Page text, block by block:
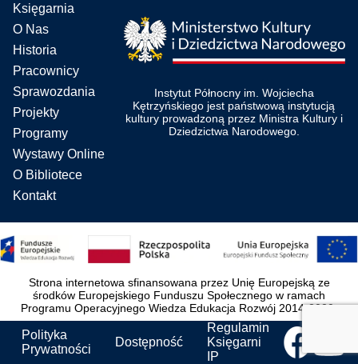
Księgarnia
O Nas
Historia
Pracownicy
Sprawozdania
Projekty
Programy
Wystawy Online
O Bibliotece
Kontakt
Instytut Północny im. Wojciecha
Kętrzyńskiego jest państwową instytucją
kultury prowadzoną przez Ministra Kultury i
Dziedzictwa Narodowego.
Strona internetowa sfinansowana przez Unię Europejską ze
środków Europejskiego Funduszu Społecznego w ramach
Programu Operacyjnego Wiedza Edukacja Rozwój 2014-2020.
Polityka
Prywatności
Dostępność
Regulamin
Księgarni
IP